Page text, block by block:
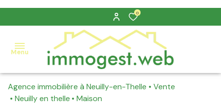
0
Menu
nos
Agence immobilière à Neuilly-en-Thelle
Vente
Neuilly en thelle
Maison